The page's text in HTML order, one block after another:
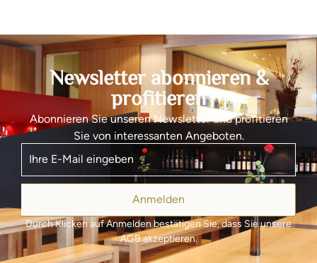
Newsletter abonnieren &
profitieren
Abonnieren Sie unseren Newsletter und profitieren
Sie von interessanten Angeboten.
Anmelden
Durch Klicken auf Anmelden bestätigen Sie, dass Sie unsere
AGB akzeptieren.